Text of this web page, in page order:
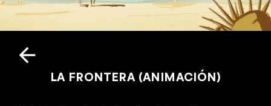
LA FRONTERA (ANIMACIÓN)